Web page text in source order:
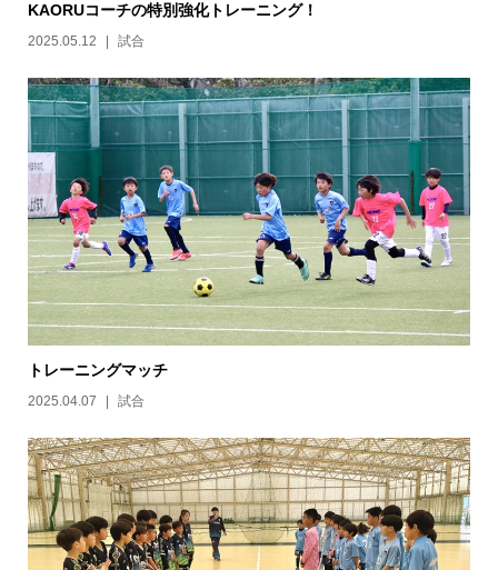
KAORUコーチの特別強化トレーニング！
2025.05.12 試合
トレーニングマッチ
2025.04.07 試合